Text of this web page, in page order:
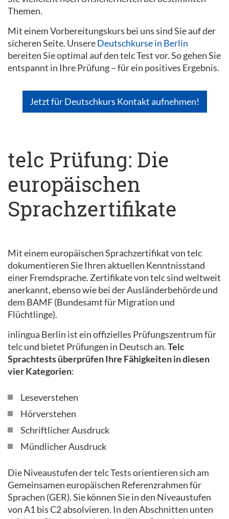
Themen.
Mit einem Vorbereitungskurs bei uns sind Sie auf der
sicheren Seite. UnsereDeutschkurse in Berlin
bereiten Sie optimal auf den telc Test vor. So gehen Sie
entspannt in Ihre Prüfung – für ein positives Ergebnis.
Jetzt für Deutschkurs Kontakt aufnehmen!
telc Prüfung: Die
europäischen
Sprachzertifikate
Mit einem europäischen Sprachzertifikat von telc
dokumentieren Sie Ihren aktuellen Kenntnisstand
einer Fremdsprache. Zertifikate von telc sind weltweit
anerkannt, ebenso wie bei der Ausländerbehörde und
dem BAMF (Bundesamt für Migration und
Flüchtlinge).
inlingua Berlin ist ein offizielles Prüfungszentrum für
telc und bietet Prüfungen in Deutsch an.Telc
Sprachtests überprüfen Ihre Fähigkeiten in diesen
vier Kategorien:
Leseverstehen
Hörverstehen
Schriftlicher Ausdruck
Mündlicher Ausdruck
Die Niveaustufen der telc Tests orientieren sich am
Gemeinsamen europäischen Referenzrahmen für
Sprachen (GER). Sie können Sie in den Niveaustufen
von A1 bis C2 absolvieren. In den Abschnitten unten